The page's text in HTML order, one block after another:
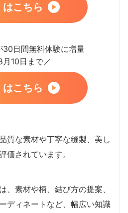
こちら
30日間無料体験に増量
月10日まで／
こちら
質な素材や丁寧な縫製、美し
価されています。
、素材や柄、結び方の提案、
ディネートなど、幅広い知識